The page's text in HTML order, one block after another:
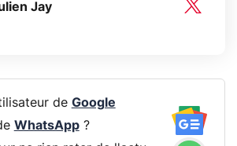
Jay
de Google
WhatsApp?